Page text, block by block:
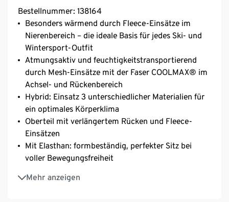
Bestellnummer: 138164
Besonders wärmend durch Fleece-Einsätze im
Nierenbereich – die ideale Basis für jedes Ski- und
Wintersport-Outfit
Atmungsaktiv und feuchtigkeitstransportierend
durch Mesh-Einsätze mit der Faser COOLMAX® im
Achsel- und Rückenbereich
Hybrid: Einsatz 3 unterschiedlicher Materialien für
ein optimales Körperklima
Oberteil mit verlängertem Rücken und Fleece-
Einsätzen
Mit Elasthan: formbeständig, perfekter Sitz bei
voller Bewegungsfreiheit
Mehr anzeigen
Extraflache Nähte
Damenunterwäsche für kalte Tage – Unterhemd mit